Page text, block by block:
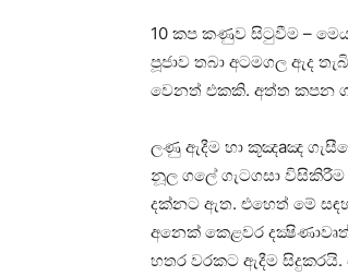
10 කප කණුව සිටුවීම –
පූජාව තබා අටමගල ඇද
වෙනත් එකකි. අත්ත කපන
ලණු ඇදීම හා කූඤaඤ
නූල ගලේ ගැටගසා
දක්‌නට ඇත. එහෙත් මේ
අනෙක්‌ කෙළවර
හතර වරකට ඇදීම සිදුකරයි.